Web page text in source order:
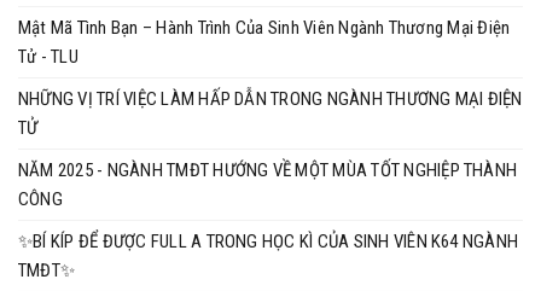
Mật Mã Tình Bạn – Hành Trình Của Sinh Viên Ngành Thương Mại Điện
Tử - TLU
NHỮNG VỊ TRÍ VIỆC LÀM HẤP DẪN TRONG NGÀNH THƯƠNG MẠI ĐIỆN
TỬ
NĂM 2025 - NGÀNH TMĐT HƯỚNG VỀ MỘT MÙA TỐT NGHIỆP THÀNH
CÔNG
✨BÍ KÍP ĐỂ ĐƯỢC FULL A TRONG HỌC KÌ CỦA SINH VIÊN K64 NGÀNH
TMĐT✨